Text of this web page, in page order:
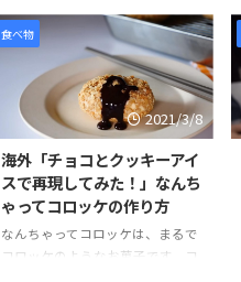
食べ物
2021/3/8
海外「チョコとクッキーアイ
スで再現してみた！」なんち
ゃってコロッケの作り方
なんちゃってコロッケは、まるで
コロッケのようなお菓子です。コ